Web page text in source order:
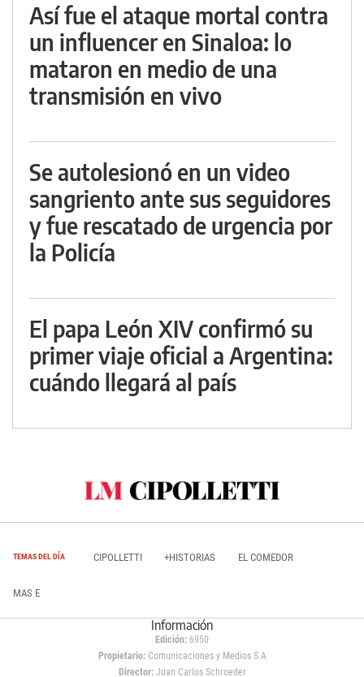
Así fue el ataque mortal contra
un influencer en Sinaloa: lo
mataron en medio de una
transmisión en vivo
Se autolesionó en un video
sangriento ante sus seguidores
y fue rescatado de urgencia por
la Policía
El papa León XIV confirmó su
primer viaje oficial a Argentina:
cuándo llegará al país
TEMAS DEL DÍA CIPOLLETTI +HISTORIAS EL COMEDOR
MAS E
Información
Edición: 6950
Propietario:Comunicaciones y Medios S.A
Director: Juan Carlos Schroeder